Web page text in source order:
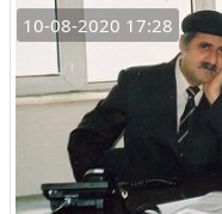
10-08-2020 17:28